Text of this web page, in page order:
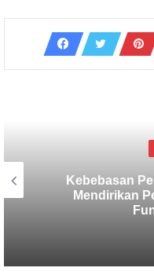
SMSI
Deserahkan
Ketua Dewan